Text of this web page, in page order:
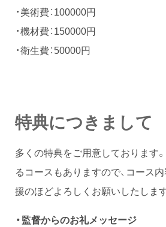
・美術費：100000円
・機材費：150000円
・衛生費：50000円
特典につきまして
多くの特典をご用意しております
るコースもありますので、コース
援のほどよろしくお願いしたします
・監督からのお礼メッセージ